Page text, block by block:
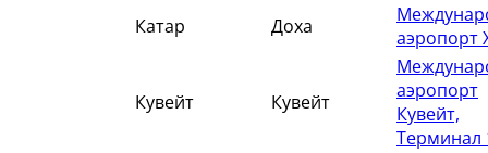
Катар
Доха
аэропорт
Кувейт Кувейт
аэропорт
Кувейт,
Терминал